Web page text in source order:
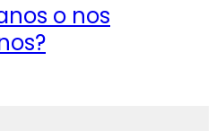
o nos